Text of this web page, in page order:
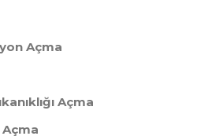
Açma
Açma
Açma